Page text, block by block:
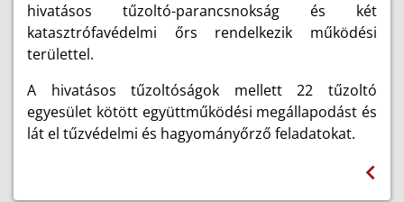
hivatásos tűzoltó-parancsnokság és két
katasztrófavédelmi őrs rendelkezik működési
területtel.
A hivatásos tűzoltóságok mellett 22 tűzoltó
egyesület kötött együttműködési megállapodást és
lát el tűzvédelmi és hagyományőrző feladatokat.